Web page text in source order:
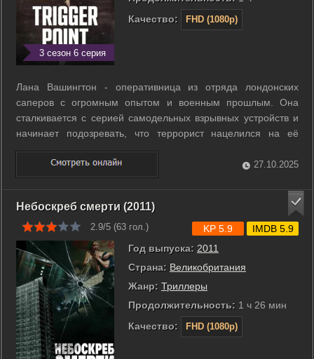
3 сезон 6 серия
Качество:
FHD (1080p)
Лана Вашингтон - оперативница из отряда лондонских
саперов с огромным опытом и военным прошлым. Она
сталкивается с серией самодельных взрывных устройств и
начинает подозревать, что террорист нацелился на её
подразделение. ...
27.10.2025
Небоскреб смерти (2011)
2.9/5 (63 гол.)
Год выпуска: 2011
Страна: Великобритания
Жанр: Триллеры
Продолжительность: 1 ч 26 мин
Качество:
FHD (1080p)
KP 5.9 IMDB 5.9